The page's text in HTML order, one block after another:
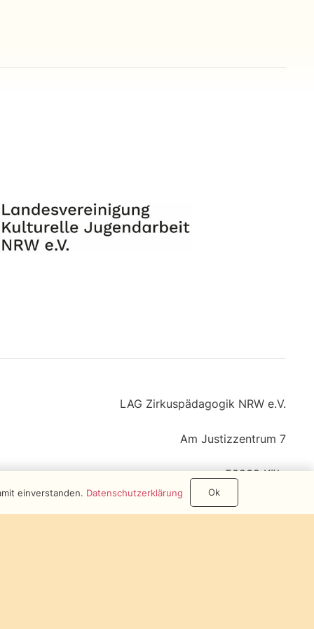
LAG Zirkuspädagogik NRW e.V.
Am Justizzentrum 7
50939 Köln
einverstanden. Datenschutzerklärung Ok